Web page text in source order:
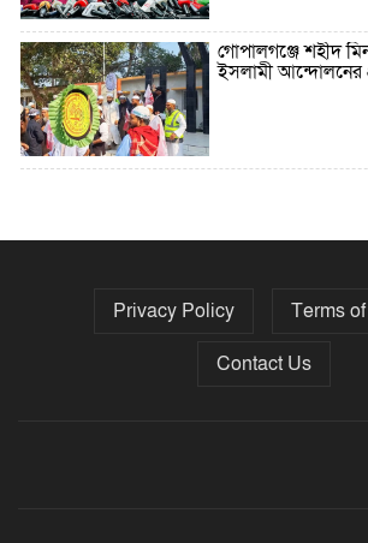
গোপালগঞ্জে শহীদ
ইসলামী আন্দোলনের
নির্বাচনের তফসিল ৮-
Privacy Policy
Terms
Contact Us